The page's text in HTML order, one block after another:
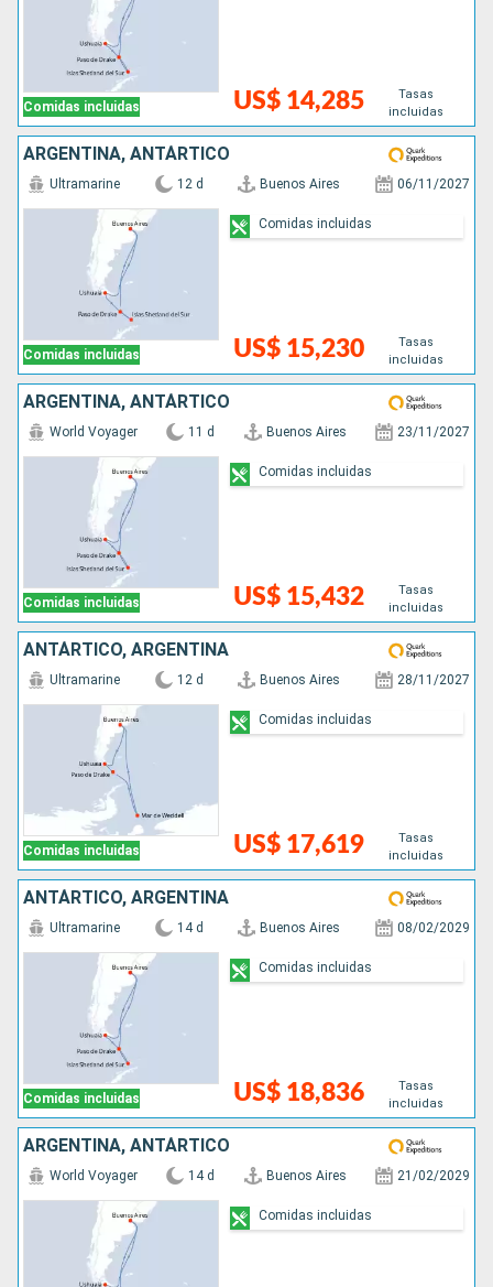
Comidas incluidas US$ 14,285
Tasas
incluidas
ARGENTINA, ANTÁRTICO
Comidas incluidas
Ultramarine 12 d Buenos Aires 06/11/2027
US$ 15,230
Tasas
incluidas
Comidas incluidas
ARGENTINA, ANTÁRTICO
Comidas incluidas
World Voyager 11 d Buenos Aires 23/11/2027
US$ 15,432
Tasas
incluidas
Comidas incluidas
ANTÁRTICO, ARGENTINA
Comidas incluidas
Ultramarine 12 d Buenos Aires 28/11/2027
US$ 17,619
Tasas
incluidas
Comidas incluidas
ANTÁRTICO, ARGENTINA
Comidas incluidas
Ultramarine 14 d Buenos Aires 08/02/2029
US$ 18,836
Tasas
incluidas
Comidas incluidas
ARGENTINA, ANTÁRTICO
World Voyager 14 d Buenos Aires 21/02/2029
Comidas incluidas